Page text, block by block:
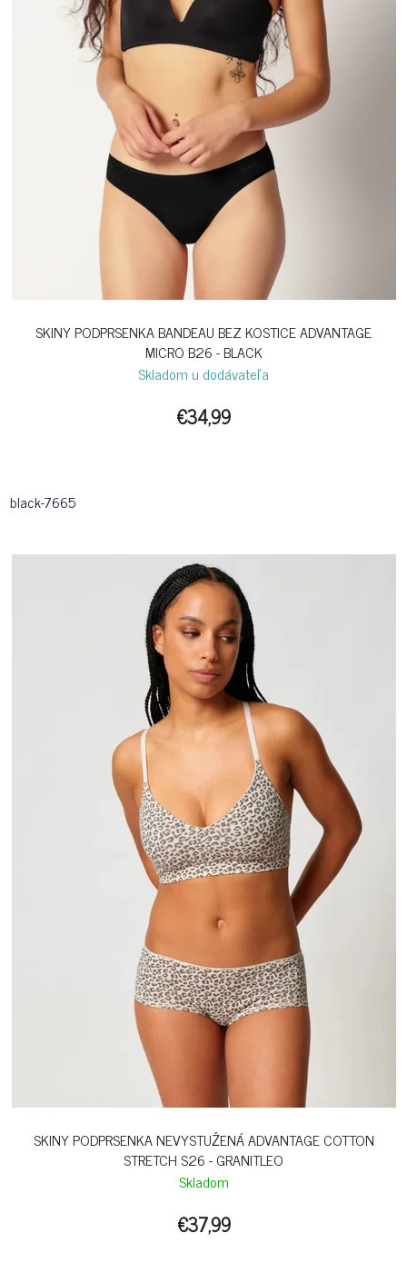
SKINY PODPRSENKA BANDEAU BEZ KOSTICE ADVANTAGE
MICRO B26 - BLACK
Skladom u dodávateľa
€34,99
black-7665
SKINY PODPRSENKA NEVYSTUŽENÁ ADVANTAGE COTTON
STRETCH S26 - GRANITLEO
Skladom
€37,99